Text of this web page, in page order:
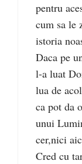
pentru
cum sa le
istoria
Daca pe
l-a luat
lua de
ca pot da
unui
cer,nici
Cred cu